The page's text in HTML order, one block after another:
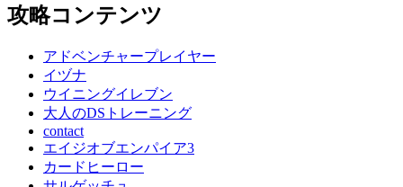
攻略コンテンツ
アドベンチャープレイヤー
イヅナ
ウイニングイレブン
大人のDSトレーニング
contact
エイジオブエンパイア3
カードヒーロー